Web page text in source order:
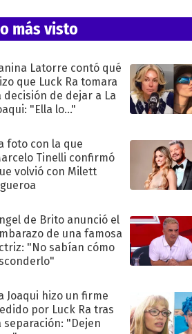
más visto
Latorre contó qué
que Luck Ra tomara
decisión de dejar a La
"Ella lo..."
foto con la que
Tinelli confirmó
volvió con Milett
de Brito anunció el
de una famosa
"No sabían cómo
Joaqui hizo un firme
por Luck Ra tras
separación: "Dejen